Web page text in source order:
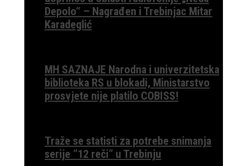
Depolo“ – Nagrađen i Trebinjac Mitar
Karadeglić
MH SAZNAJE Narodna i univerzitetska
biblioteka RS u blokadi, Ministarstvo
prosvjete nije platilo COBISS!
Traže se statisti za potrebe snimanja
serije ”12 reči” u Trebinju